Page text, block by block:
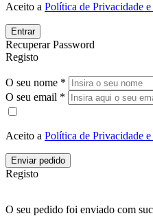
Aceito a Política de Privacidade
Entrar
Recuperar Password
Registo
O seu nome *
O seu email *
Aceito a Política de Privacidade
Enviar pedido
Registo
O seu pedido foi enviado com